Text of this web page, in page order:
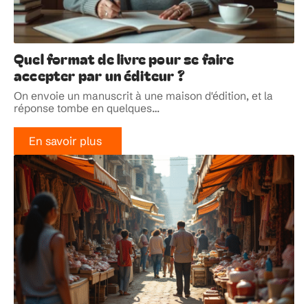
Quel format de livre pour se faire
accepter par un éditeur ?
On envoie un manuscrit à une maison d'édition, et la
réponse tombe en quelques…
En savoir plus